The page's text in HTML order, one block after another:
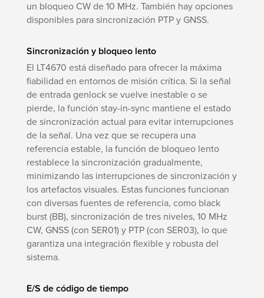
un bloqueo CW de 10 MHz. También hay opciones
disponibles para sincronización PTP y GNSS.
Sincronización y bloqueo lento
El LT4670 está diseñado para ofrecer la máxima
fiabilidad en entornos de misión crítica. Si la señal
de entrada genlock se vuelve inestable o se
pierde, la función stay-in-sync mantiene el estado
de sincronización actual para evitar interrupciones
de la señal. Una vez que se recupera una
referencia estable, la función de bloqueo lento
restablece la sincronización gradualmente,
minimizando las interrupciones de sincronización y
los artefactos visuales. Estas funciones funcionan
con diversas fuentes de referencia, como black
burst (BB), sincronización de tres niveles, 10 MHz
CW, GNSS (con SER01) y PTP (con SER03), lo que
garantiza una integración flexible y robusta del
sistema.
E/S de código de tiempo